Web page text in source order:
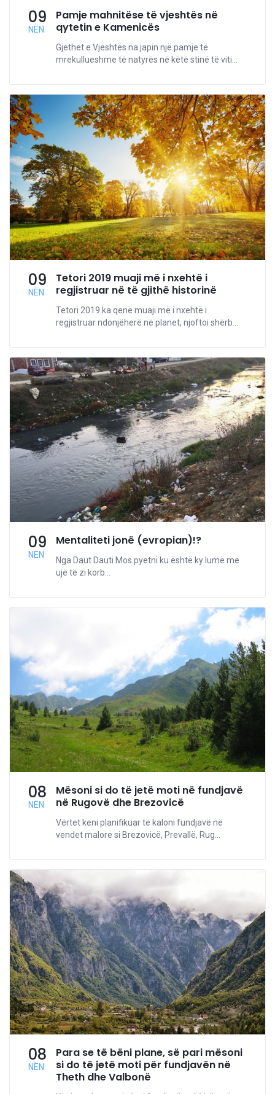
09
NËN
Pamje mahnitëse të vjeshtës në
qytetin e Kamenicës
Gjethet e Vjeshtës na japin një pamje të
mrekullueshme të natyrës në këtë stinë të viti...
09
NËN
Tetori 2019 muaji më i nxehtë i
regjistruar në të gjithë historinë
Tetori 2019 ka qenë muaji më i nxehtë i
regjistruar ndonjëherë në planet, njoftoi shërb...
09
NËN
Mentaliteti jonë (evropian)!?
Nga Daut Dauti Mos pyetni ku është ky lumë me
ujë të zi korb...
08
NËN
Mësoni si do të jetë moti në fundjavë
në Rugovë dhe Brezovicë
Vërtet keni planifikuar të kaloni fundjavë në
vendet malore si Brezovicë, Prevallë, Rug...
08
NËN
Para se të bëni plane, së pari mësoni
si do të jetë moti për fundjavën në
Theth dhe Valbonë